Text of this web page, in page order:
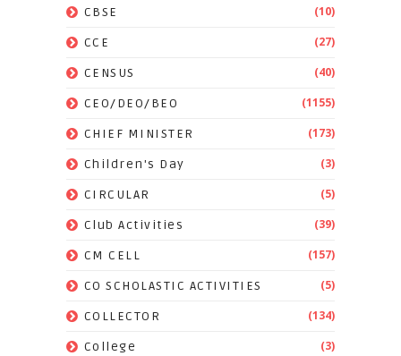
CBSE (10)
CCE (27)
CENSUS (40)
CEO/DEO/BEO (1155)
CHIEF MINISTER (173)
Children's Day (3)
CIRCULAR (5)
Club Activities (39)
CM CELL (157)
CO SCHOLASTIC ACTIVITIES (5)
COLLECTOR (134)
College (3)